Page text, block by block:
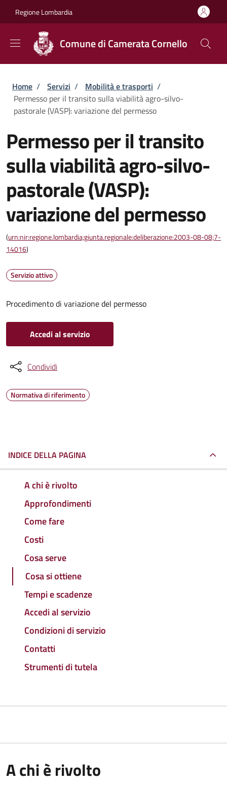
Regione Lombardia
Comune di Camerata Cornello
Briciole di pane
Home / Servizi / Mobilità e trasporti /
Permesso per il transito sulla viabilità agro-silvo-
pastorale (VASP): variazione del permesso
Permesso per il transito
sulla viabilità agro-silvo-
pastorale (VASP):
variazione del permesso
(urn:nir:regione.lombardia;giunta.regionale:deliberazione:2003-08-08;7-
14016)
Servizio attivo
Procedimento di variazione del permesso
Accedi al servizio
Condividi
Normativa di riferimento
INDICE DELLA PAGINA
A chi è rivolto
Approfondimenti
Come fare
Costi
Cosa serve
Cosa si ottiene
Tempi e scadenze
Accedi al servizio
Condizioni di servizio
Contatti
Strumenti di tutela
A chi è rivolto